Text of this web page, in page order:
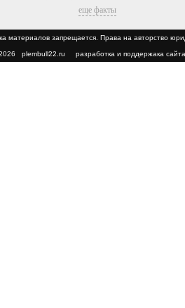
еще факты
материалов запрещается. Права на авторство
plembull22.ru разработка и поддержака